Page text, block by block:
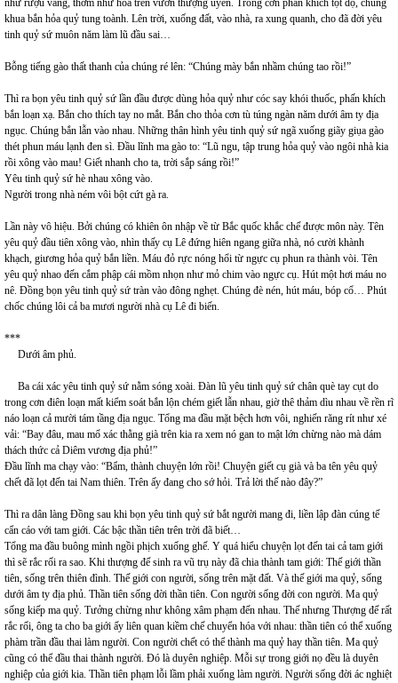
như rượu vang, thơm như hoa trên vườn thượng uyển. Trong cơn phấn khích tột độ, chúng
khua bắn hỏa quỷ tung toành. Lên trời, xuống đất, vào nhà, ra xung quanh, cho đã đời yêu
tinh quỷ sứ muôn năm làm lũ đầu sai…
Bỗng tiếng gào thất thanh của chúng ré lên: “Chúng mày bắn nhầm chúng tao rồi!”
Thì ra bọn yêu tinh quỷ sứ lần đầu được dùng hỏa quỷ như cóc say khói thuốc, phấn khích
bắn loạn xạ. Bắn cho thích tay no mắt. Bắn cho thỏa cơn tù túng ngàn năm dưới âm ty địa
ngục. Chúng bắn lẫn vào nhau. Những thân hình yêu tinh quỷ sứ ngã xuống giãy giụa gào
thét phun máu lạnh đen sì. Đầu lĩnh ma gào to: “Lũ ngu, tập trung hỏa quỷ vào ngôi nhà kia
rồi xông vào mau! Giết nhanh cho ta, trời sắp sáng rồi!”
Yêu tinh quỷ sứ hè nhau xông vào.
Người trong nhà ném vôi bột cứt gà ra.
Lần này vô hiệu. Bởi chúng có khiên ôn nhập về từ Bắc quốc khắc chế được môn này. Tên
yêu quỷ đầu tiên xông vào, nhìn thấy cụ Lê đứng hiên ngang giữa nhà, nó cười khành
khạch, giương hỏa quỷ bắn liền. Máu đỏ rực nóng hổi từ ngực cụ phun ra thành vòi. Tên
yêu quỷ nhao đến cắm phập cái mồm nhọn như mỏ chim vào ngực cụ. Hút một hơi máu no
nê. Đồng bọn yêu tinh quỷ sứ tràn vào đông nghẹt. Chúng đè nén, hút máu, bóp cổ… Phút
chốc chúng lôi cả ba mươi người nhà cụ Lê đi biến.
***
Dưới âm phủ.
Ba cái xác yêu tinh quỷ sứ nằm sóng xoài. Đàn lũ yêu tinh quỷ sứ chân què tay cụt do
trong cơn điên loạn mất kiểm soát bắn lộn chém giết lẫn nhau, giờ thê thảm dìu nhau về rền rĩ
náo loạn cả mười tám tầng địa ngục. Tổng ma đầu mặt bệch hơn vôi, nghiến răng rít như xé
vải: “Bay đâu, mau mổ xác thằng già trên kia ra xem nó gan to mật lớn chừng nào mà dám
thách thức cả Diêm vương địa phủ!”
Đầu lĩnh ma chạy vào: “Bẩm, thành chuyện lớn rồi! Chuyện giết cụ già và ba tên yêu quỷ
chết đã lọt đến tai Nam thiên. Trên ấy đang cho sớ hỏi. Trả lời thế nào đây?”
Thì ra dân làng Đồng sau khi bọn yêu tinh quỷ sứ bắt người mang đi, liền lập đàn cúng tế
cẩn cáo với tam giới. Các bậc thần tiên trên trời đã biết…
Tổng ma đầu buông mình ngồi phịch xuống ghế. Y quá hiểu chuyện lọt đến tai cả tam giới
thì sẽ rắc rối ra sao. Khi thượng đế sinh ra vũ trụ này đã chia thành tam giới: Thế giới thần
tiên, sống trên thiên đình. Thế giới con người, sống trên mặt đất. Và thế giới ma quỷ, sống
dưới âm ty địa phủ. Thần tiên sống đời thần tiên. Con người sống đời con người. Ma quỷ
sống kiếp ma quỷ. Tưởng chừng như không xâm phạm đến nhau. Thế nhưng Thượng đế rất
rắc rối, ông ta cho ba giới ấy liên quan kiềm chế chuyển hóa với nhau: thần tiên có thể xuống
phàm trần đầu thai làm người. Con người chết có thể thành ma quỷ hay thần tiên. Ma quỷ
cũng có thể đầu thai thành người. Đó là duyên nghiệp. Mỗi sự trong giới nọ đều là duyên
nghiệp của giới kia. Thần tiên phạm lỗi lầm phải xuống làm người. Người sống đời ác nghiệt